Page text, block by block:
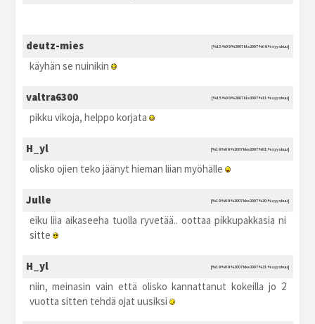
deutz-mies [%15.%09.%2007 kla2007 %09:%syyskuu]
käyhän se nuinikin
valtra6300 [%15.%09.%2007 kla2007 %11:%syyskuu]
pikku vikoja, helppo korjata
H_yl [%19.%09.%2007 kke2007 %01:%syyskuu]
olisko ojien teko jäänyt hieman liian myöhälle
Julle [%19.%09.%2007 kke2007 %20:%syyskuu]
eiku liia aikaseeha tuolla ryvetää.. oottaa pikkupakkasia ni
sitte
H_yl [%19.%09.%2007 kke2007 %21:%syyskuu]
niin, meinasin vain että olisko kannattanut kokeilla jo 2
vuotta sitten tehdä ojat uusiksi